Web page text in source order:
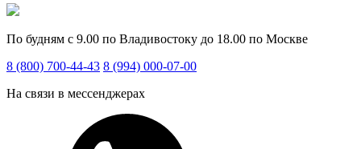
По будням с 9.00 по Владивостоку до 18.00 по Москве
8 (800) 700-44-43 8 (994) 000-07-00
На связи в мессенджерах